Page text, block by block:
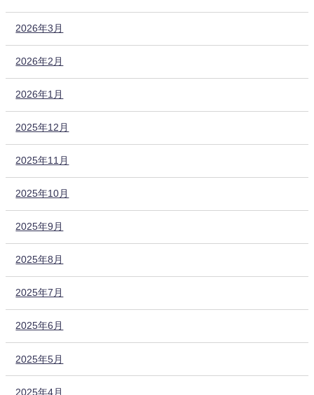
2026年3月
2026年2月
2026年1月
2025年12月
2025年11月
2025年10月
2025年9月
2025年8月
2025年7月
2025年6月
2025年5月
2025年4月